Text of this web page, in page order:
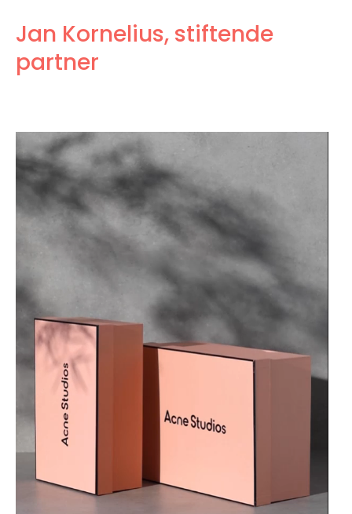
Jan Kornelius, stiftende
partner